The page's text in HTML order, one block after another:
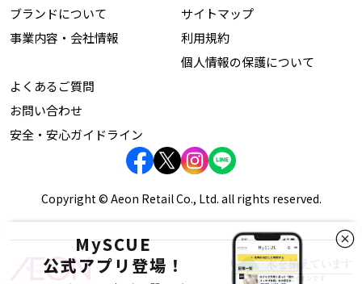
MySCUE
公式アプリ登場！
ブランドについて
事業内容・会社情報
サイトマップ
利用規約
個人情報の保護について
よくあるご質問
お問い合わせ
安全・安心ガイドライン
Copyright © Aeon Retail Co., Ltd. all rights reserved.